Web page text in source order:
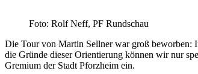
Foto: Rolf Neff, PF Rundschau
Die Tour von Martin Sellner war groß beworben:
die Gründe dieser Orientierung können wir nur
Gremium der Stadt Pforzheim ein.